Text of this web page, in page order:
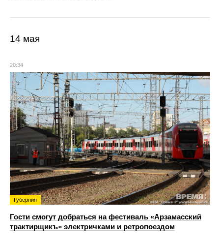
14 мая
20:34
Губерния
Гости смогут добраться на фестиваль «Арзамасский
трактирщикъ» электричками и ретропоездом